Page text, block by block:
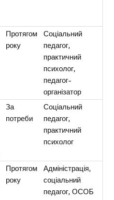
Протягом
року
Соціальний
педагог,
практичний
психолог,
педагог-
організатор
За
потреби
Соціальний
педагог,
практичний
психолог
Протягом
року
Адміністрація,
соціальний
педагог, ОСОБ